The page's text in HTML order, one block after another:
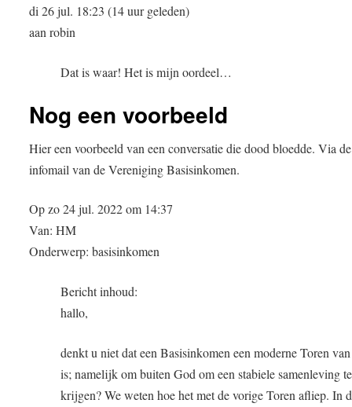
di 26 jul. 18:23 (14 uur geleden)
aan robin
Dat is waar! Het is mijn oordeel…
Nog een voorbeeld
Hier een voorbeeld van een conversatie die dood bloedde. Via de
infomail van de Vereniging Basisinkomen.
Op zo 24 jul. 2022 om 14:37
Van: HM
Onderwerp: basisinkomen
Bericht inhoud:
hallo,
denkt u niet dat een Basisinkomen een moderne Toren
is; namelijk om buiten God om een stabiele samenleving te
krijgen? We weten hoe het met de vorige Toren afliep. In